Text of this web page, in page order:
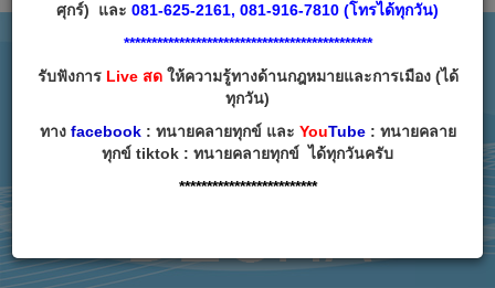
ศุกร์) และ 081-625-2161, 081-916-7810 (โทรได้ทุกวัน)
*********************************************
รับฟังการLive สดให้ความรู้ทางด้านกฎหมายและการเมือง (ได้
ทุกวัน)
ทาง facebook: ทนายคลายทุกข์ และ YouTube: ทนายคลาย
ทุกข์ tiktok : ทนายคลายทุกข์ ได้ทุกวันครับ
*************************